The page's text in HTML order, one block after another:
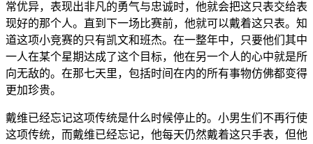
常优异，表现出非凡的勇气与忠诚时，他就会把这只表交给表
现好的那个人。直到下一场比赛前，他就可以戴着这只表。知
道这项小竞赛的只有凯文和班杰。在一整年中，只要他们其中
一人在某个星期达成了这个目标，他在另一个人的心中就是所
向无敌的。在那七天里，包括时间在内的所有事物仿佛都变得
更加珍贵。
戴维已经忘记这项传统是什么时候停止的。小男生们不再行使
这项传统，而戴维已经忘记，他每天仍然戴着这只手表，但他